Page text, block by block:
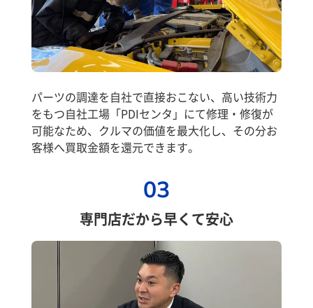
パーツの調達を自社で直接おこない、高い技術力
をもつ自社工場「PDIセンタ」にて修理・修復が
可能なため、クルマの価値を最大化し、その分お
客様へ買取金額を還元できます。
03
専門店だから早くて安心